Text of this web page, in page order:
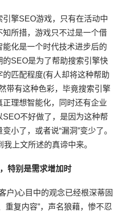
擎SEO游戏，只有在活动中
所措，游戏只不过是一个借
化是一个时代技术进步后的
SEO是为了帮助搜索引擎快
匹配程度(有人却将这种帮助
带有这种色彩，毕竟搜索引擎
理想智能化，同时还有企业
不好做了，是因为这种帮
小了，或者说“漏洞”变少了。
上文所述的真谛中来。
特别是需求增加时
户)心目中的观念已经根深蒂固
重复内容”，声名狼藉，惨不忍